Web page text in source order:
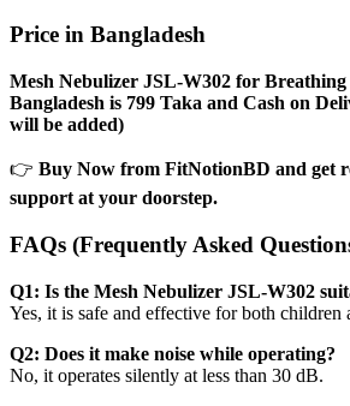
Price in Bangladesh
Mesh Nebulizer JSL-W302 for
Bangladesh is 799 Taka and Cash on
will be added)
👉 Buy Now from FitNotionBD and get
support at your doorstep.
FAQs (Frequently Asked
Q1: Is the Mesh Nebulizer JSL-W302
Yes, it is safe and effective for both children
Q2: Does it make noise while operating?
No, it operates silently at less than 30 dB.